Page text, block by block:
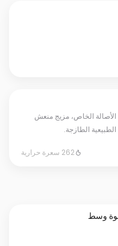
الخاص، مزيج منعش
الطازجة.
262 سعرة حرارية
وسط